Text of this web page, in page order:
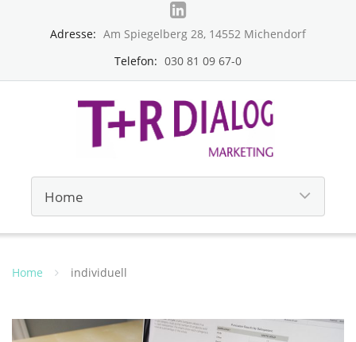
Adresse: Am Spiegelberg 28, 14552 Michendorf
Telefon: 030 81 09 67-0
Home individuell